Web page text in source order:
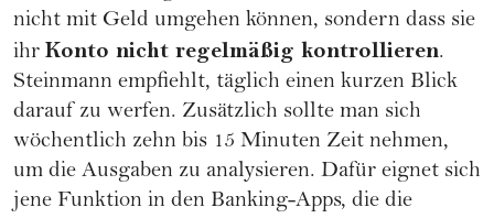
nicht mit Geld umgehen können, sondern dass sie
ihr Konto nicht regelmäßig kontrollieren.
Steinmann empfiehlt, täglich einen kurzen Blick
darauf zu werfen. Zusätzlich sollte man sich
wöchentlich zehn bis 15 Minuten Zeit nehmen,
um die Ausgaben zu analysieren. Dafür eignet sich
jene Funktion in den Banking-Apps, die die